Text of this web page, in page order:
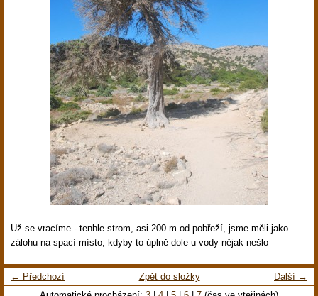
Už se vracíme - tenhle strom, asi 200 m od pobřeží, jsme měli jako
zálohu na spací místo, kdyby to úplně dole u vody nějak nešlo
← Předchozí Další →
Zpět do složky